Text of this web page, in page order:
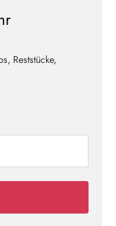
Reststücke,